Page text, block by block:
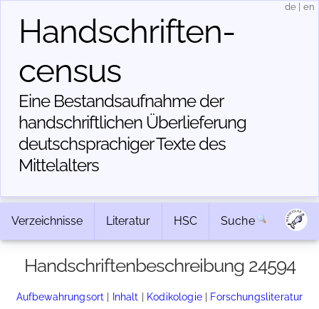
Handschriften­
census
Eine Bestandsaufnahme der
handschriftlichen Über­lieferung
deutschsprachiger Texte des
Mittelalters
de en
Verzeichnisse Literatur HSC Suche
Handschriftenbeschreibung 24594
Aufbewahrungsort | Inhalt | Kodikologie| Forschungsliteratur